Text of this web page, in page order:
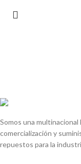
Somos una multinacional
comercialización y
repuestos para la